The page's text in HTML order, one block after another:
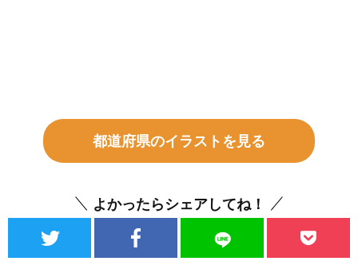
都道府県のイラストを見る
よかったらシェアしてね！